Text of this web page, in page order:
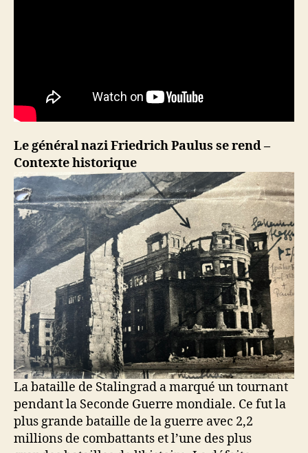
Le général nazi Friedrich Paulus se rend –
Contexte historique
La bataille de Stalingrad a marqué un tournant
pendant la Seconde Guerre mondiale. Ce fut la
plus grande bataille de la guerre avec 2,2
millions de combattants et l’une des plus